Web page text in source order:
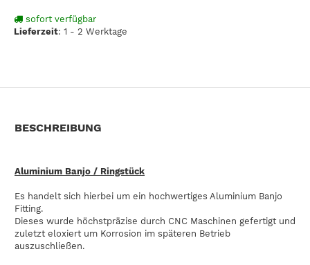
sofort verfügbar
Lieferzeit: 1 - 2 Werktage
BESCHREIBUNG
Aluminium Banjo / Ringstück
Es handelt sich hierbei um ein hochwertiges Aluminium Banjo
Fitting.
Dieses wurde höchstpräzise durch CNC Maschinen gefertigt und
zuletzt eloxiert um Korrosion im späteren Betrieb
auszuschließen.